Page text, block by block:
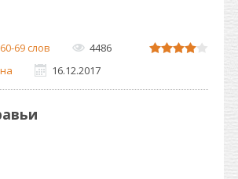
69 слов
4486
16.12.2017